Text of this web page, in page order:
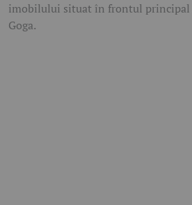
imobilului situat în frontul principal
Goga.